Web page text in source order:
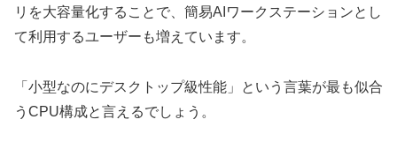
リを大容量化することで、簡易AIワークステーションとし
て利用するユーザーも増えています。
「小型なのにデスクトップ級性能」という言葉が最も似合
うCPU構成と言えるでしょう。